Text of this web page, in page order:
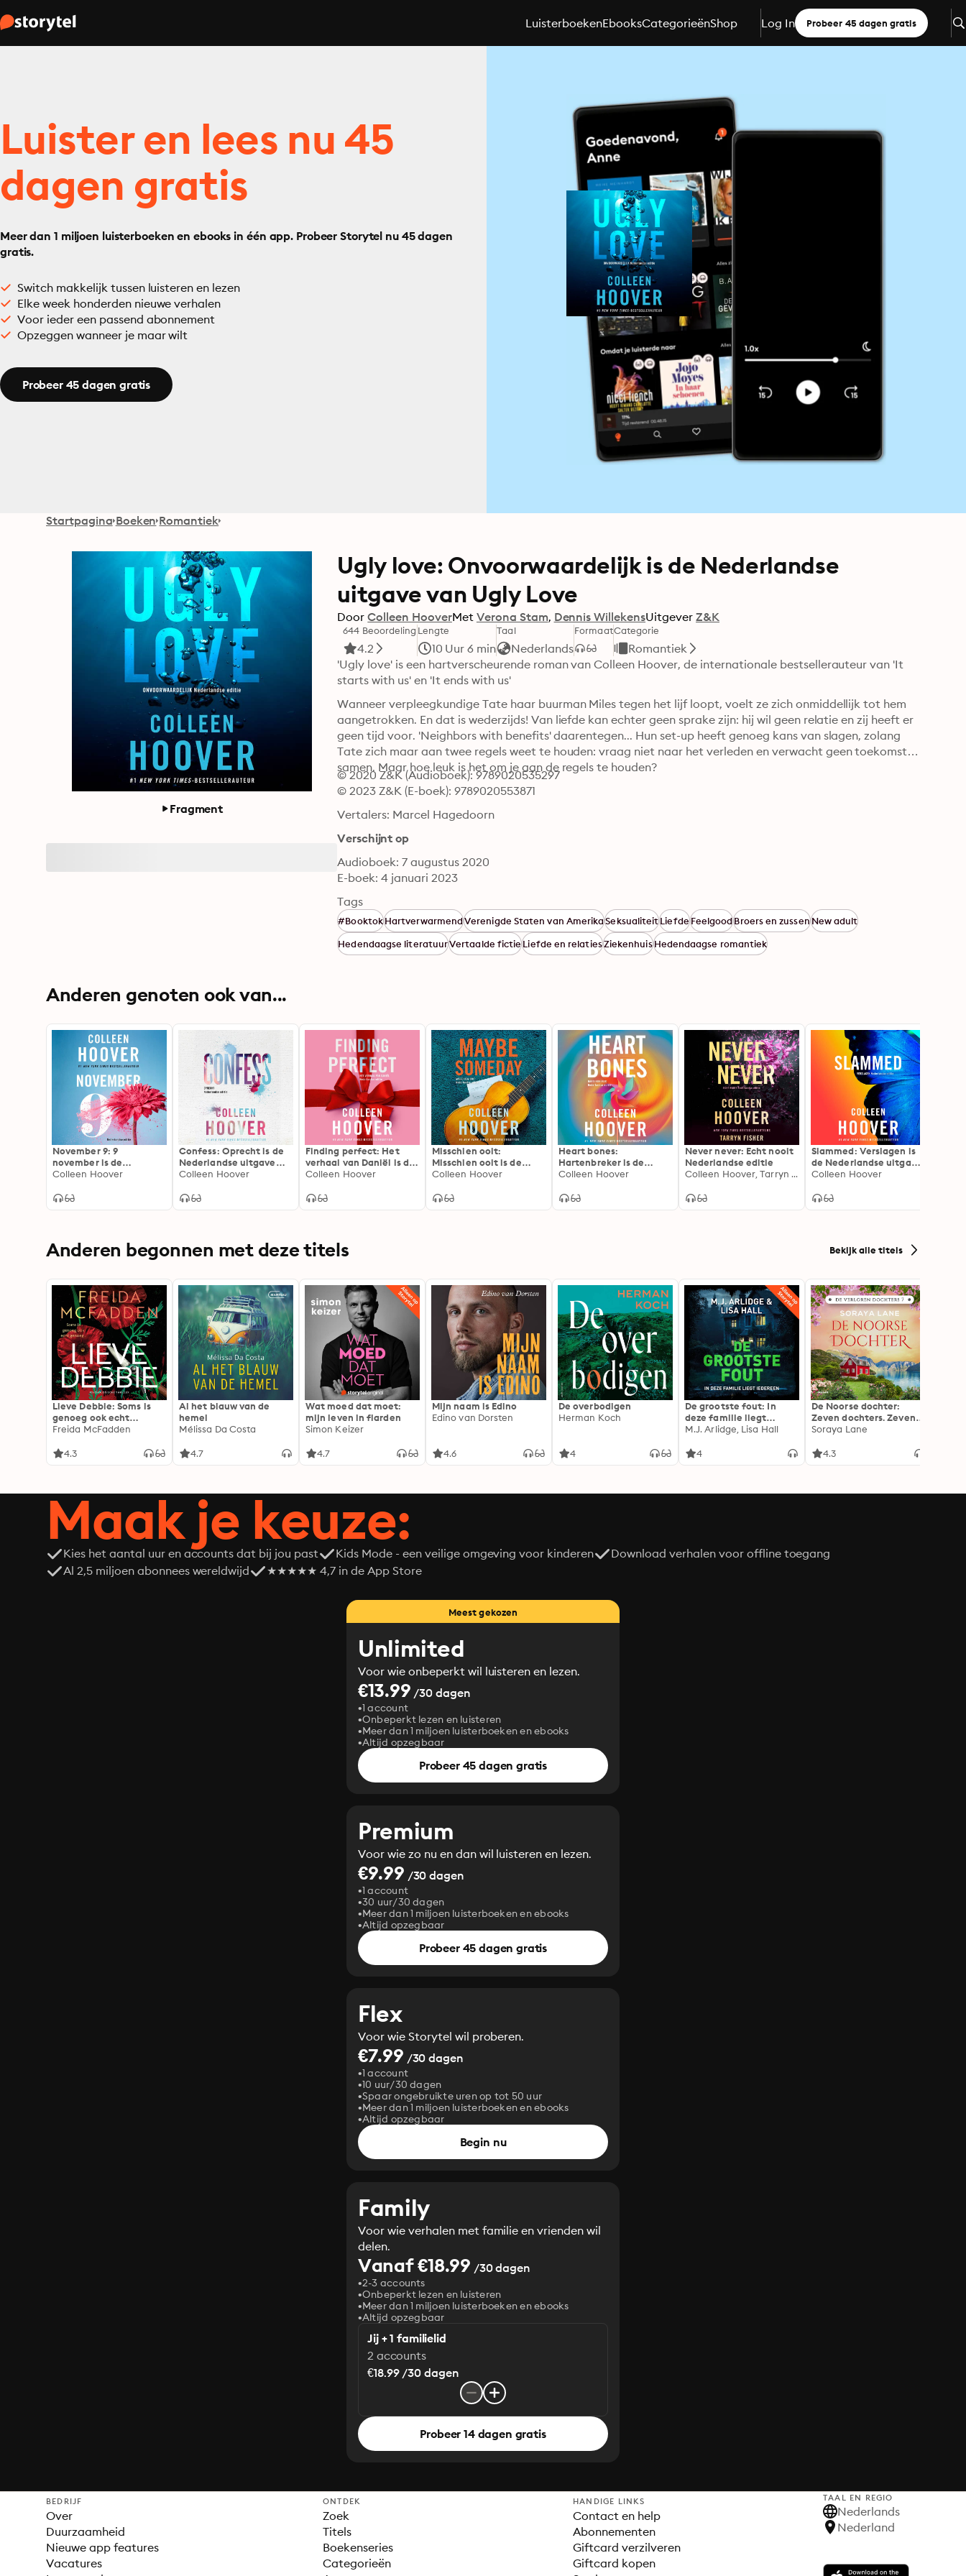
LuisterboekenEbooksCategorieënShop Log In Probeer 45 dagen gratis
Luister en lees nu 45
dagen gratis
Meer dan 1 miljoen luisterboeken en ebooks in één app. Probeer Storytel nu 45 dagen
gratis.
Switch makkelijk tussen luisteren en lezen
Elke week honderden nieuwe verhalen
Voor ieder een passend abonnement
Opzeggen wanneer je maar wilt
Probeer 45 dagen gratis
Startpagina Boeken Romantiek
Fragment
Ugly love: Onvoorwaardelijk is de Nederlandse
uitgave van Ugly Love
Door Colleen HooverMet Verona Stam Dennis WillekensUitgever Z&K
644 Beoordeling
4.2
Lengte
10 Uur 6 min
Taal
Nederlands
FormaatCategorie
Romantiek
'Ugly love' is een hartverscheurende roman van Colleen Hoover, de internationale bestsellerauteur van 'It
starts with us' en 'It ends with us'
Wanneer verpleegkundige Tate haar buurman Miles tegen het lijf loopt, voelt ze zich onmiddellijk tot hem
aangetrokken. En dat is wederzijds! Van liefde kan echter geen sprake zijn: hij wil geen relatie en zij heeft er
geen tijd voor. 'Neighbors with benefits' daarentegen... Hun set-up heeft genoeg kans van slagen, zolang
Tate zich maar aan twee regels weet te houden: vraag niet naar het verleden en verwacht geen toekomst
samen. Maar hoe leuk is het om je aan de regels te houden?
© 2020 Z&K (Audioboek): 9789020535297
© 2023 Z&K (E-boek): 9789020553871
Vertalers: Marcel Hagedoorn
Verschijnt op
Audioboek: 7 augustus 2020
E-boek: 4 januari 2023
Tags
#BooktokHartverwarmendVerenigde Staten van AmerikaSeksualiteitLiefdeFeelgoodBroers en zussenNew adult
Hedendaagse literatuurVertaalde fictieLiefde en relatiesZiekenhuisHedendaagse romantiek
Anderen genoten ook van...
November 9: 9
november is de
Nederlandse uitgave
Colleen Hoover
Confess: Oprecht is de
Nederlandse uitgave
van Confess
Colleen Hoover
Finding perfect: Het
verhaal van Daniël is de
Nederlandse uitgave
Colleen Hoover
Misschien ooit:
Misschien ooit is de
Nederlandse uitgave
Colleen Hoover
Heart bones:
Hartenbreker is de
Nederlandse uitgave
Colleen Hoover
Never never: Echt nooit
Nederlandse editie
Colleen Hoover, Tarryn Fisher
Slammed: Verslagen is
de Nederlandse uitgave
van Slammed
Colleen Hoover
Anderen begonnen met deze titels Bekijk alle titels
Lieve Debbie: Soms is
genoeg ook echt
genoeg...
Freida McFadden
4.3
Al het blauw van de
hemel
Mélissa Da Costa
4.7
Wat moed dat moet:
mijn leven in flarden
Simon Keizer
4.7
Mijn naam is Edino
Edino van Dorsten
4.6
De overbodigen
Herman Koch
4
De grootste fout: In
deze familie liegt
iedereen
M.J. Arlidge, Lisa Hall
4
De Noorse dochter:
Zeven dochters. Zeven
geheimen. Zeven
Soraya Lane
4.3
Maak je keuze:
Kies het aantal uur en accounts dat bij jou past Kids Mode - een veilige omgeving voor kinderen
Download verhalen voor offline toegang
Al 2,5 miljoen abonnees wereldwijd
★★★★★ 4,7 in de App Store
Meest gekozen
Unlimited
Voor wie onbeperkt wil luisteren en lezen.
€13.99 /30 dagen
1 account
Onbeperkt lezen en luisteren
Meer dan 1 miljoen luisterboeken en ebooks
Altijd opzegbaar
Probeer 45 dagen gratis
Premium
Voor wie zo nu en dan wil luisteren en lezen.
€9.99 /30 dagen
1 account
30 uur/30 dagen
Meer dan 1 miljoen luisterboeken en ebooks
Altijd opzegbaar
Probeer 45 dagen gratis
Flex
Voor wie Storytel wil proberen.
€7.99 /30 dagen
1 account
10 uur/30 dagen
Spaar ongebruikte uren op tot 50 uur
Meer dan 1 miljoen luisterboeken en ebooks
Altijd opzegbaar
Begin nu
Family
Voor wie verhalen met familie en vrienden wil
delen.
Vanaf €18.99 /30 dagen
2-3 accounts
Onbeperkt lezen en luisteren
Meer dan 1 miljoen luisterboeken en ebooks
Altijd opzegbaar
Jij + 1 familielid
2 accounts
€18.99 /30 dagen
Probeer 14 dagen gratis
BEDRIJF
Over
Duurzaamheid
Nieuwe app features
Vacatures
ONTDEK
Zoek
Titels
Boekenseries
Categorieën
HANDIGE LINKS
Contact en help
Abonnementen
Giftcard verzilveren
Giftcard kopen
TAAL EN REGIO
Nederlands
Nederland